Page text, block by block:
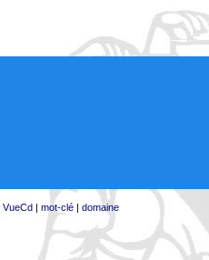
VueCd| mot-clé| domaine